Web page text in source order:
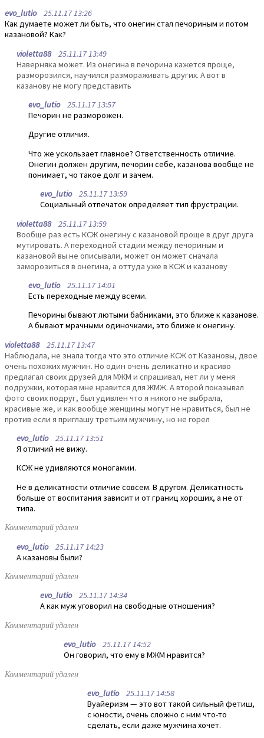
evo_lutio25.11.17 13:26
Как думаете может ли быть, что онегин стал печориным и потом
казановой? Как?
violetta8825.11.17 13:49
Наверняка может. Из онегина в печорина кажется проще,
разморозился, научился размораживать других. А вот в
казанову не могу представить
evo_lutio25.11.17 13:57
Печорин не разморожен.
Другие отличия.
Что же ускользает главное? Ответственность отличие.
Онегин должен другим, печорин себе, казанова вообще не
понимает, чо такое долг и зачем.
evo_lutio25.11.17 13:59
Социальный отпечаток определяет тип фрустрации.
violetta8825.11.17 13:59
Вообще раз есть КСЖ онегину с казановой проще в друг друга
мутировать. А переходной стадии между печориным и
казановой вы не описывали, может он может сначала
заморозиться в онегина, а оттуда уже в КСЖ и казанову
evo_lutio25.11.17 14:01
Есть переходные между всеми.
Печорины бывают лютыми бабниками, это ближе к казанове.
А бывают мрачными одиночками, это ближе к онегину.
violetta8825.11.17 13:47
Наблюдала, не знала тогда что это отличие КСЖ от Казановы, двое
очень похожих мужчин. Но один очень деликатно и красиво
предлагал своих друзей для МЖМ и спрашивал, нет ли у меня
подружки, которая мне нравится для ЖМЖ. А второй показывал
фото своих подруг, был удивлен что я никого не выбрала,
красивые же, и как вообще женщины могут не нравиться, был не
против если я приглашу третьим мужчину, но не горел
evo_lutio25.11.17 13:51
Я отличий не вижу.
КСЖ не удивляются моногамии.
Не в деликатности отличие совсем. В другом. Деликатность
больше от воспитания зависит и от границ хороших, а не от
типа.
Комментарий удален
evo_lutio25.11.17 14:23
А казановы были?
Комментарий удален
evo_lutio25.11.17 14:34
А как муж уговорил на свободные отношения?
Комментарий удален
evo_lutio25.11.17 14:52
Он говорил, что ему в МЖМ нравится?
Комментарий удален
evo_lutio25.11.17 14:58
Вуайеризм — это вот такой сильный фетиш,
с юности, очень сложно с ним что-то
сделать, если даже мужчина хочет.